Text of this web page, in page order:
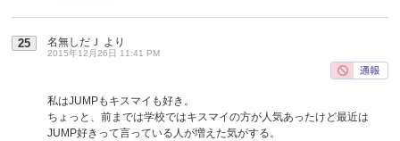
25 名無しだＪ より
2015年12月26日 11:41 PM
私はJUMPもキスマイも好き。
ちょっと、前までは学校ではキスマイの方が人気あったけど最近は
JUMP好きって言っている人が増えた気がする。